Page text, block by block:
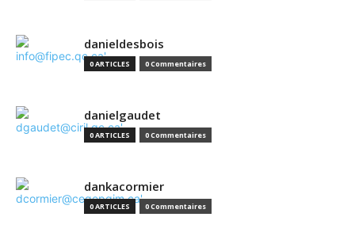
danieldesbois
0 ARTICLES 0 Commentaires
danielgaudet
0 ARTICLES 0 Commentaires
dankacormier
0 ARTICLES 0 Commentaires